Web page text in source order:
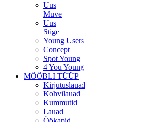
Uus
Muve
Uus
Stige
Young Users
Concept
Spot Young
4 You Young
MÖÖBLI TÜÜP
Kirjutuslauad
Kohvilauad
Kummutid
Lauad
Öökapid